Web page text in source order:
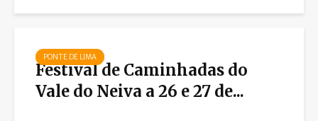
PONTE DE LIMA
Festival de Caminhadas do
Vale do Neiva a 26 e 27 de...